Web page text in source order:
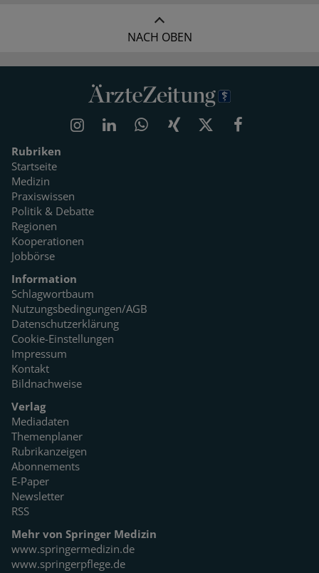
NACH OBEN
Rubriken
Startseite
Medizin
Praxiswissen
Politik & Debatte
Regionen
Kooperationen
Jobbörse
Information
Schlagwortbaum
Nutzungsbedingungen/AGB
Datenschutzerklärung
Cookie-Einstellungen
Impressum
Kontakt
Bildnachweise
Verlag
Mediadaten
Themenplaner
Rubrikanzeigen
Abonnements
E-Paper
Newsletter
RSS
Mehr von Springer Medizin
www.springermedizin.de
www.springerpflege.de